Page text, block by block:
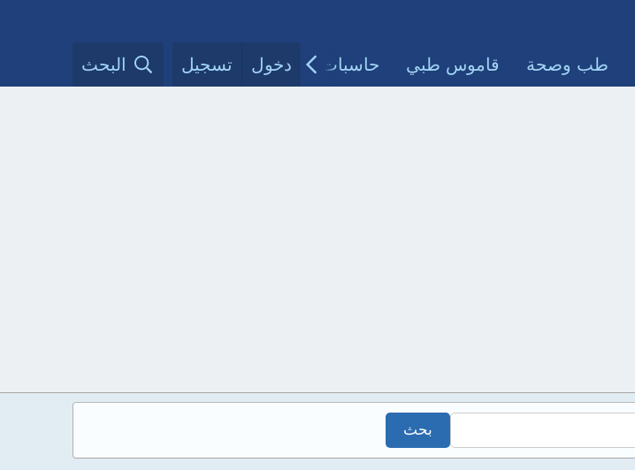
طب وصحة قاموس طبي حاسبات طبية مقالات الأطباءدخول تسجيل البحث